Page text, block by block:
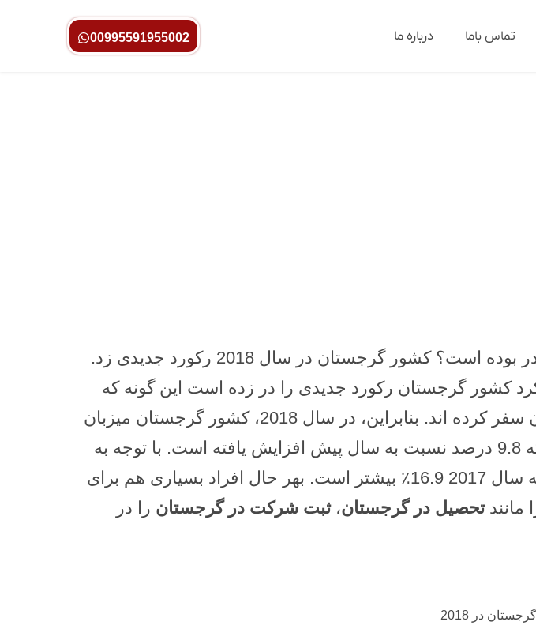
تماس باما درباره ما 00995591955002
آیا می دانستید تعداد بازدیدکنندگان گرجستان در سال 2018 چقدر بوده است؟ کشور گرجستان در سال 2018 رکورد جدیدی زد.
کشور گرجستان رکورد جدیدی را در زده است این گونه که
بیشتر از هشت میلیون مسافر خارجی و بین المللی به گرجستان سفر کرده اند. بنابراین، در سال 2018، کشور گرجستان میزبان
8،679،544 مسافر خارجی بوده است، این آمار نشان می دهد که 9.8 درصد نسبت به سال پیش افزایش یافته است. با توجه به
این آمار 4،756،820 از این مسافران گردشگر بودند که نسبت به سال 2017 16.9٪ بیشتر است. بهر حال افراد بسیاری هم برای
مانندتحصیل در گرجستان،ثبت شرکت در گرجستان را در